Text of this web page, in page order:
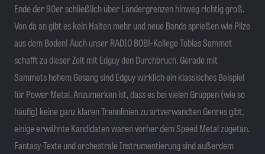
Ende der 90er schließlich über Ländergrenzen hinweg richtig groß.
Von da an gibt es kein Halten mehr und neue Bands sprießen wie Pilze
aus dem Boden! Auch unser RADIO BOB!-Kollege Tobias Sammet
schafft zu dieser Zeit mit Edguy den Durchbruch. Gerade mit
Sammets hohem Gesang sind Edguy wirklich ein klassisches Beispiel
für Power Metal. Anzumerken ist, dass es bei vielen Gruppen (wie so
häufig) keine ganz klaren Trennlinien zu artverwandten Genres gibt,
einige erwähnte Kandidaten waren vorher dem Speed Metal zugetan.
Fantasy-Texte und orchestrale Instrumentierung sind außerdem